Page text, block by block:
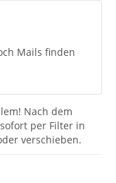
Mails finden
Nach dem
per Filter in
verschieben.